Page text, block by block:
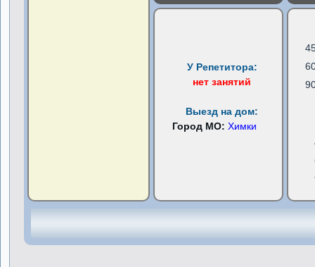
У Репетитора:
нет занятий
Выезд на дом:
Город МО:Химки